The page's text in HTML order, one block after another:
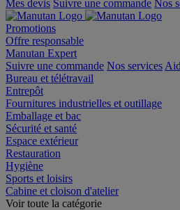
Mes devis Suivre une commande Nos
Promotions
Offre responsable
Manutan Expert
Suivre une commande Nos services
Bureau et télétravail
Entrepôt
Fournitures industrielles et outillage
Emballage et bac
Sécurité et santé
Espace extérieur
Restauration
Hygiène
Sports et loisirs
Cabine et cloison d'atelier
Voir toute la catégorie